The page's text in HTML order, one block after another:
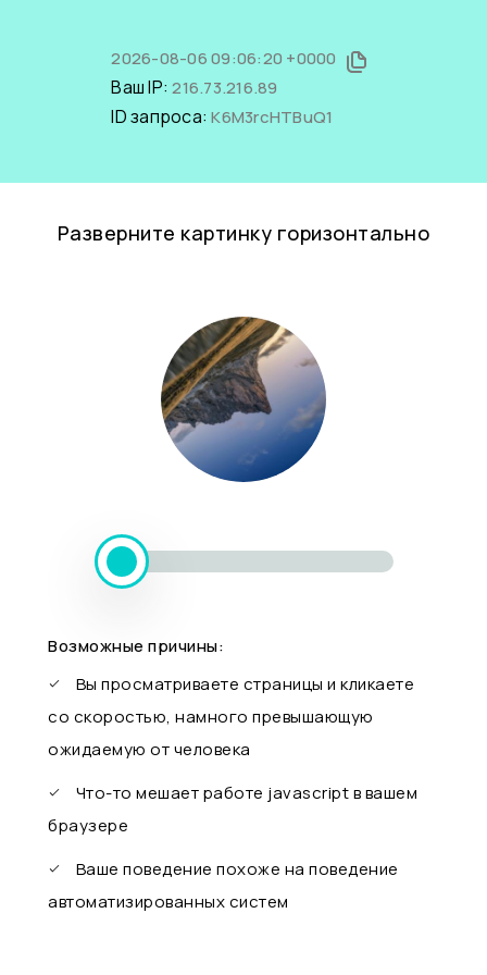
2026-08-06 09:06:20 +0000
Ваш IP:216.73.216.89
ID запроса:K6M3rcHTBuQ1
Разверните картинку горизонтально
Возможные причины:
Вы просматриваете страницы и кликаете
со скоростью, намного превышающую
ожидаемую от человека
Что-то мешает работе javascript в вашем
браузере
Ваше поведение похоже на поведение
автоматизированных систем